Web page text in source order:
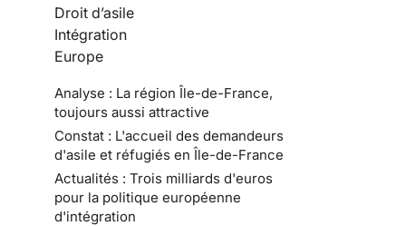
Droit d’asile
Intégration
Europe
Analyse : La région Île-de-France,
toujours aussi attractive
Constat : L'accueil des demandeurs
d'asile et réfugiés en Île-de-France
Actualités : Trois milliards d'euros
pour la politique européenne
d'intégration